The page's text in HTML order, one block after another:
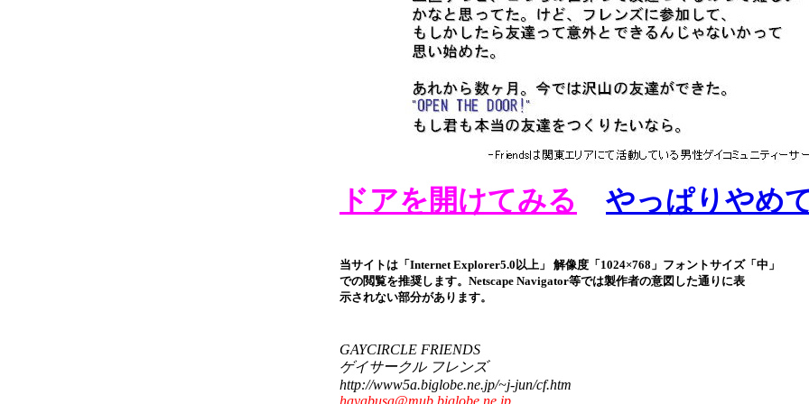
ドアを開けてみる やっぱりやめ
当サイトは「Internet Explorer5.0以上」 解像度「1024×768」フォントサイズ「中」
での閲覧を推奨します。Netscape Navigator等では製作者の意図した通りに表
示されない部分があります。
GAYCIRCLE FRIENDS
ゲイサークル フレンズ
http://www5a.biglobe.ne.jp/~j-jun/cf.htm
hayabusa@mub.biglobe.ne.jp